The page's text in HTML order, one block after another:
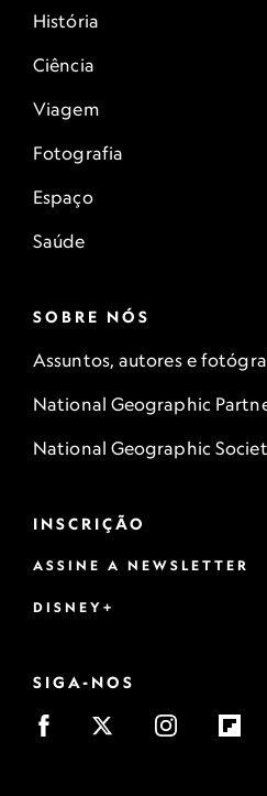
História
Ciência
Viagem
Fotografia
Espaço
Saúde
SOBRE NÓS
Assuntos, autores e
National Geographic
National Geographic
INSCRIÇÃO
ASSINE A NEWSLETTER
DISNEY+
SIGA-NOS